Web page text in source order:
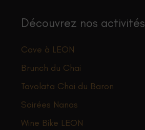
Découvrez nos activités
Cave à LEON
Brunch du Chai
Tavolata Chai du Baron
Soirées Nanas
Wine Bike LEON